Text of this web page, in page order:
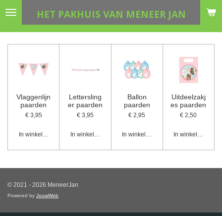
Ga
HET PAKHUIS VAN MENEER JAN
Vlaggenlijn
paarden
€ 3,95
In winkelwagen
Lettersling
er paarden
€ 3,95
In winkelwagen
Ballon
paarden
€ 2,95
In winkelwagen
Uitdeelzakj
es paarden
€ 2,50
In winkelwagen
© 2021 - 2026 MeneerJan
Powered by JouwWeb